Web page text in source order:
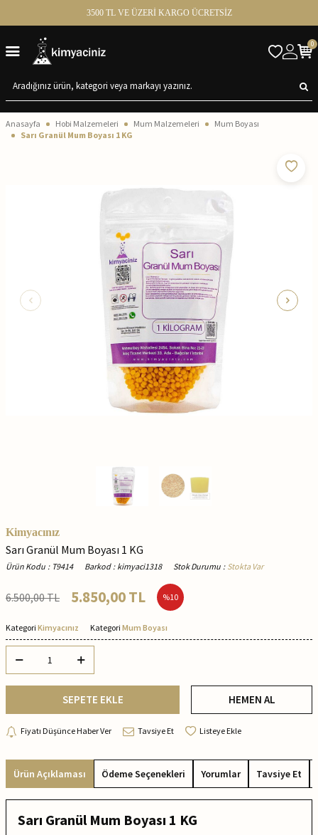
3500 TL VE ÜZERİ KARGO ÜCRETSİZ
0
Anasayfa Hobi Malzemeleri Mum Malzemeleri
Mum Boyası
Sarı Granül Mum Boyası 1 KG
Kimyacınız
Sarı Granül Mum Boyası 1 KG
Ürün Kodu : T9414 Barkod : kimyaci1318 Stok Durumu : Stokta Var
6.500,00TL 5.850,00TL %10
Kategori Kimyacınız Kategori Mum Boyası
SEPETE EKLE HEMEN AL
Fiyatı Düşünce Haber Ver Tavsiye Et Listeye Ekle
Ürün Açıklaması Ödeme Seçenekleri Yorumlar Tavsiye Et
Sarı Granül Mum Boyası 1 KG